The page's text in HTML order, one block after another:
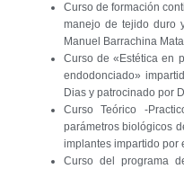
Curso de formación
manejo de tejido duro
Manuel Barrachina
Curso de «Estética en
endodonciado»
Dias y patrocinado por
Curso Teórico -
parámetros biológicos
implantes impartido por
Curso del programa